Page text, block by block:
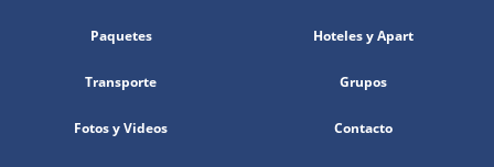
Paquetes Hoteles y Apart
Transporte Grupos
Fotos y Videos Contacto